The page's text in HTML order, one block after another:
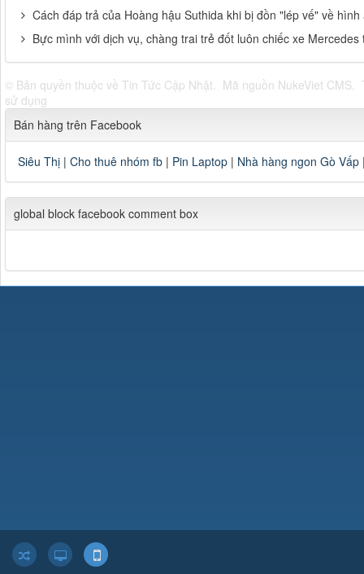
Cách đáp trả của Hoàng hậu Suthida khi bị đồn "lép vế" về
Bực mình với dịch vụ, chàng trai trẻ đốt luôn chiếc xe Mercedes
© Bản quyền thuộc về Tin Tức Cập Nhật Mã nguồn NukeViet CMS
sử dụng
Bán hàng trên Facebook
Siêu Thị | Cho thuê nhóm fb | Pin Laptop | Nhà hàng ngon Gò Vấp
global block facebook comment box